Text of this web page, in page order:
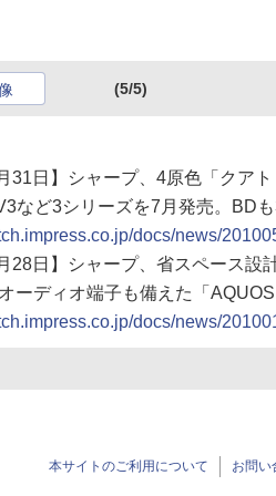
(5/5)
31日】シャープ、4原色「クア
など3シリーズを7月発売。BD
docs/news/
28日】シャープ、省スペース設
ーディオ端子も備えた「
docs/news/
本サイトのご利用について お問い